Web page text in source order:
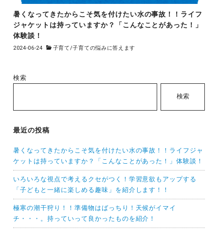
暑くなってきたからこそ気を付けたい水の事故！！ライフ
ジャケットは持っていますか？「こんなことがあった！」
体験談！
2024-06-24 子育て/子育ての悩みに答えます
検索
検索
最近の投稿
暑くなってきたからこそ気を付けたい水の事故！！ライフジャ
ケットは持っていますか？「こんなことがあった！」体験談！
いろいろな視点で考えるクセがつく！学習意欲もアップする
「子どもと一緒に楽しめる趣味」を紹介します！！
極寒の潮干狩り！！準備物はばっちり！天候がイマイ
チ・・・。持っていって良かったものを紹介！